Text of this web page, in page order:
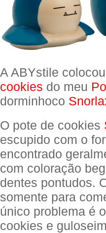
A ABYstile
cookies do meu
dorminhoco
O pote de cookies
escupido com o
encontrado
com coloração
dentes pontudos.
somente para
único problema é
cookies e